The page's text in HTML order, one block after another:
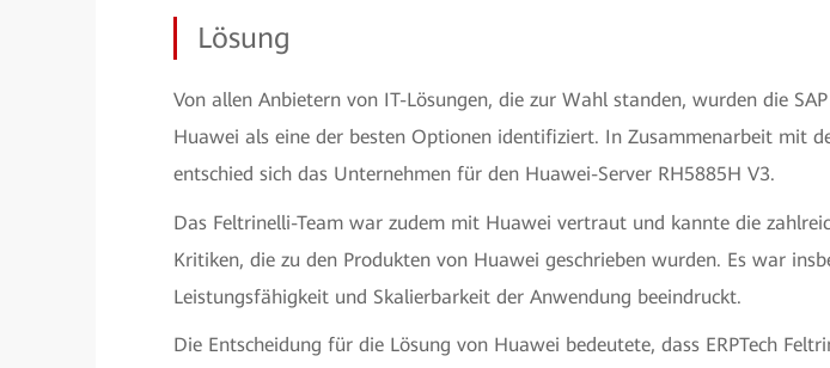
Lösung
Von allen Anbietern von IT-Lösungen, die zur Wahl standen, wurden die
Huawei als eine der besten Optionen identifiziert. In Zusammenarbeit mit
entschied sich das Unternehmen für den Huawei-Server RH5885H V3.
Das Feltrinelli-Team war zudem mit Huawei vertraut und kannte die
Kritiken, die zu den Produkten von Huawei geschrieben wurden. Es war
Leistungsfähigkeit und Skalierbarkeit der Anwendung beeindruckt.
Die Entscheidung für die Lösung von Huawei bedeutete, dass ERPTech